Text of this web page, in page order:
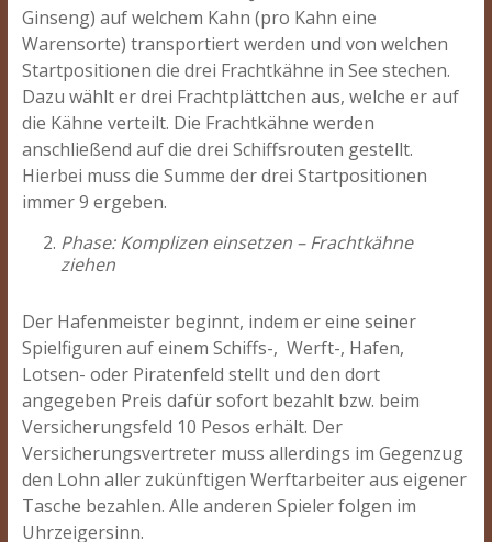
Ginseng) auf welchem Kahn (pro Kahn eine
Warensorte) transportiert werden und von welchen
Startpositionen die drei Frachtkähne in See stechen.
Dazu wählt er drei Frachtplättchen aus, welche er auf
die Kähne verteilt. Die Frachtkähne werden
anschließend auf die drei Schiffsrouten gestellt.
Hierbei muss die Summe der drei Startpositionen
immer 9 ergeben.
Phase: Komplizen einsetzen – Frachtkähne
ziehen
Der Hafenmeister beginnt, indem er eine seiner
Spielfiguren auf einem Schiffs-, Werft-, Hafen,
Lotsen- oder Piratenfeld stellt und den dort
angegeben Preis dafür sofort bezahlt bzw. beim
Versicherungsfeld 10 Pesos erhält. Der
Versicherungsvertreter muss allerdings im Gegenzug
den Lohn aller zukünftigen Werftarbeiter aus eigener
Tasche bezahlen. Alle anderen Spieler folgen im
Uhrzeigersinn.